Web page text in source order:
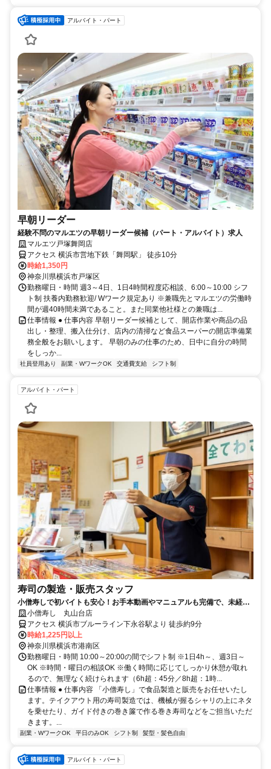
アルバイト・パート
早朝リーダー
経験不問のマルエツの早朝リーダー候補（パート・アルバイト）求人
マルエツ戸塚舞岡店
アクセス 横浜市営地下鉄「舞岡駅」 徒歩10分
時給1,350円
神奈川県横浜市戸塚区
勤務曜日・時間 週3～4日、1日4時間程度応相談、6:00～10:00 シフ
ト制 扶養内勤務歓迎/ Wワーク規定あり ※兼職先とマルエツの労働時
間が週40時間未満であること。また同業他社様との兼職は...
仕事情報 ● 仕事内容 早朝リーダー候補として、開店作業や商品の品
出し・整理、搬入仕分け、店内の清掃など食品スーパーの開店準備業
務全般をお願いします。 早朝のみの仕事のため、日中に自分の時間
をしっか...
社員登用あり 副業・WワークOK 交通費支給 シフト制
アルバイト・パート
寿司の製造・販売スタッフ
小僧寿しで初バイトも安心！お手本動画やマニュアルも完備で、未経験
の方でもすぐに慣れます◎
小僧寿し 丸山台店
アクセス 横浜市ブルーライン下永谷駅より 徒歩約9分
時給1,225円以上
神奈川県横浜市港南区
勤務曜日・時間 10:00～20:00の間でシフト制 ※1日4h～、週3日～
OK ※時間・曜日の相談OK ※働く時間に応じてしっかり休憩が取れ
るので、無理なく続けられます（6h超：45分／8h超：1時...
仕事情報 ● 仕事内容 「小僧寿し」で食品製造と販売をお任せいたし
ます。テイクアウト用の寿司製造では、機械が握るシャリの上にネタ
を乗せたり、ガイド付きの巻き簾で作る巻き寿司などをご担当いただ
きます。...
副業・WワークOK 平日のみOK シフト制 髪型・髪色自由
アルバイト・パート